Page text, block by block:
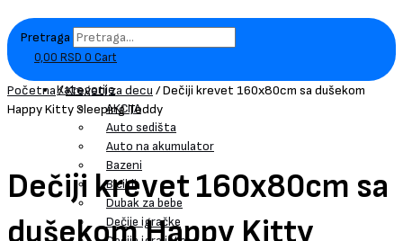
Pretraga
0,00 RSD 0 Cart
Kategorije
AKCIJA
Auto sedišta
Auto na akumulator
Bazeni
Bicikli
Dubak za bebe
Dečije igračke
Početna/Kreveti za decu / Dečiji krevet 160x80cm sa dušekom
Happy Kitty Sleeping Teddy
Dečiji krevet 160x80cm sa
dušekom Happy Kitty